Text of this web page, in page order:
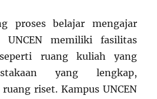
proses belajar mengajar
UNCEN memiliki fasilitas
ruang kuliah yang
yang lengkap,
riset. Kampus UNCEN